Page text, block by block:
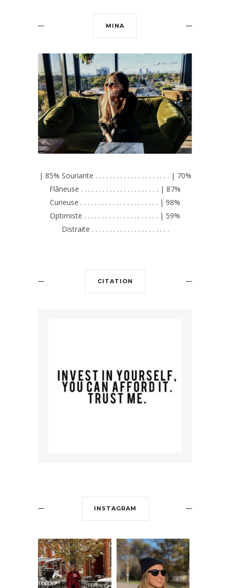
MINA
| 85% Souriante . . . . . . . . . . . . . . . . . . . . . | 70%
Flâneuse . . . . . . . . . . . . . . . . . . . . . . | 87%
Curieuse . . . . . . . . . . . . . . . . . . . . . . | 98%
Optimiste . . . . . . . . . . . . . . . . . . . . . | 59%
Distraite . . . . . . . . . . . . . . . . . . . . . .
CITATION
INSTAGRAM